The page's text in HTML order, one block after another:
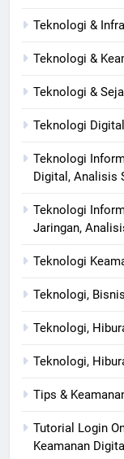
Teknologi &
Teknologi &
Teknologi &
Teknologi
Teknologi
Digital, Analisis
Teknologi
Jaringan,
Teknologi
Teknologi,
Teknologi,
Teknologi,
Tips &
Tutorial Login
Keamanan